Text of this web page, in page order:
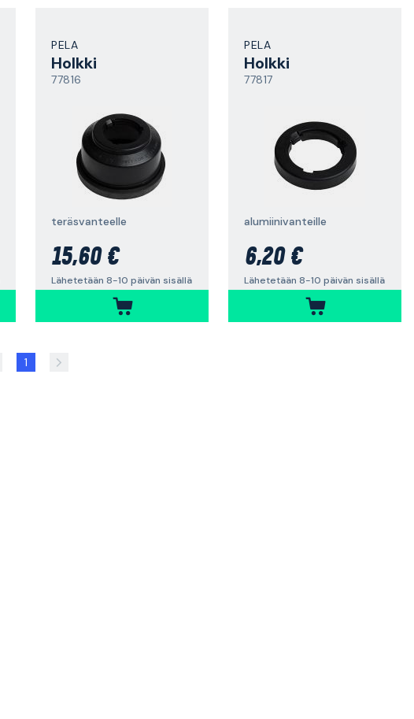
PELA
Holkki
77816
teräsvanteelle
15,60 €
Lähetetään 8-10 päivän sisällä
PELA
Holkki
77817
alumiinivanteille
6,20 €
Lähetetään 8-10 päivän sisällä
1